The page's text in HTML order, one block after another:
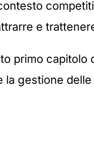
e
primo capitolo
gestione